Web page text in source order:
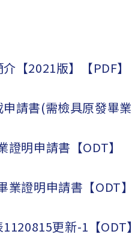
【2021版】【PDF】
請書(需檢具原發畢
明申請書【ODT】
證明申請書【ODT】
更新-1【ODT】